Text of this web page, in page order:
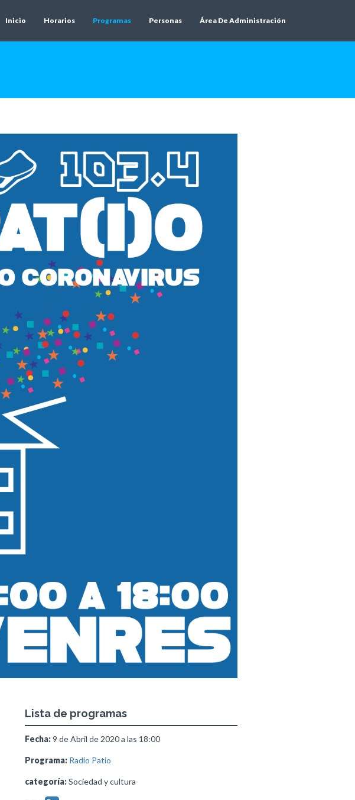
Inicio Horarios Programas Personas Área De Administración
Lista de programas
Fecha:9 de Abril de 2020 a las 18:00
Programa: Radio Patio
categoría:Sociedad y cultura